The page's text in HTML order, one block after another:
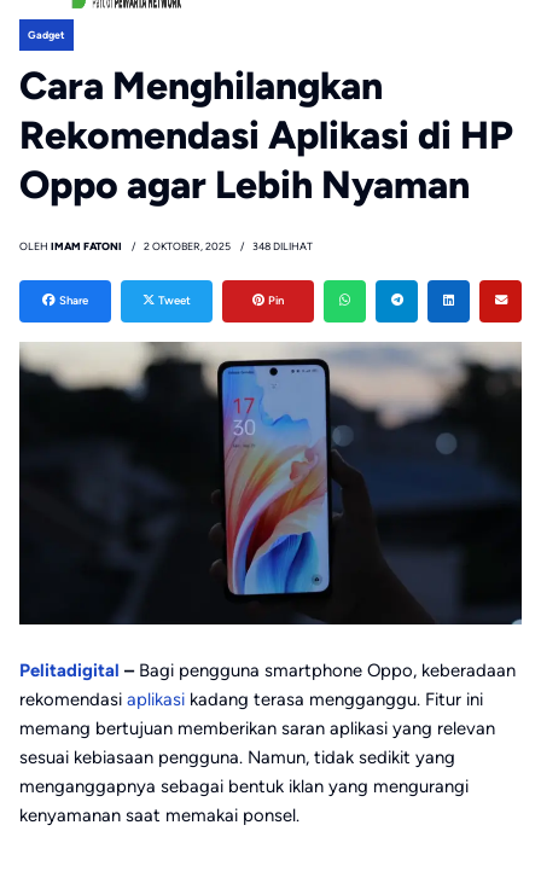
Gadget
Cara Menghilangkan
Rekomendasi Aplikasi di HP
Oppo agar Lebih Nyaman
OLEH IMAM FATONI 2 OKTOBER, 2025 348 DILIHAT
Share Tweet Pin
Pelitadigital – Bagi pengguna smartphone Oppo, keberadaan
rekomendasi aplikasi kadang terasa mengganggu. Fitur ini
memang bertujuan memberikan saran aplikasi yang relevan
sesuai kebiasaan pengguna. Namun, tidak sedikit yang
menganggapnya sebagai bentuk iklan yang mengurangi
kenyamanan saat memakai ponsel.